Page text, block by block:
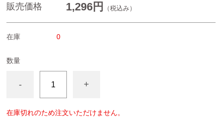
カンボジア産生胡椒塩漬け
生胡椒ペースト
シロップ（クラフトコーラ）
クラフトソーセージ
販売価格 1,296円 （税込み）
在庫 0
数量
- +
在庫切れのため注文いただけません。